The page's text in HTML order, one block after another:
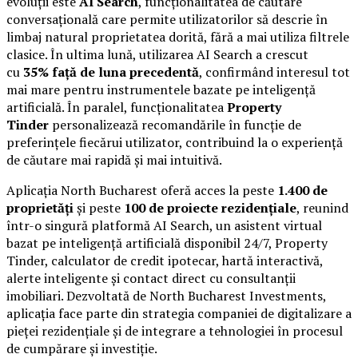
conversațională care permite utilizatorilor să descrie în
limbaj natural proprietatea dorită, fără a mai utiliza filtrele
clasice. În ultima lună, utilizarea AI Search a crescut
cu 35% față de luna precedentă, confirmând interesul tot
mai mare pentru instrumentele bazate pe inteligență
artificială. În paralel, funcționalitateaProperty
Tinder personalizează recomandările în funcție de
preferințele fiecărui utilizator, contribuind la o experiență
de căutare mai rapidă și mai intuitivă.
Aplicația North Bucharest oferă acces la peste 1.400 de
proprietățiși peste 100 de proiecte rezidențiale, reunind
într-o singură platformă AI Search, un asistent virtual
bazat pe inteligență artificială disponibil 24/7, Property
Tinder, calculator de credit ipotecar, hartă interactivă,
alerte inteligente și contact direct cu consultanții
imobiliari. Dezvoltată de North Bucharest Investments,
aplicația face parte din strategia companiei de digitalizare a
pieței rezidențiale și de integrare a tehnologiei în procesul
de cumpărare și investiție.